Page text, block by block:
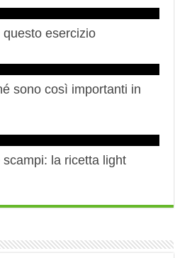
esercizio
sono così importanti in
la ricetta light